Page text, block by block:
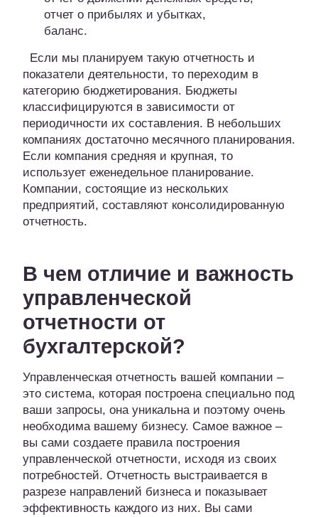
отчет о прибылях и убытках,
баланс.
Если мы планируем такую отчетность и
показатели деятельности, то переходим в
категорию бюджетирования. Бюджеты
классифицируются в зависимости от
периодичности их составления. В небольших
компаниях достаточно месячного планирования.
Если компания средняя и крупная, то
использует еженедельное планирование.
Компании, состоящие из нескольких
предприятий, составляют консолидированную
отчетность.
В чем отличие и важность
управленческой
отчетности от
бухгалтерской?
Управленческая отчетность вашей компании –
это система, которая построена специально под
ваши запросы, она уникальна и поэтому очень
необходима вашему бизнесу. Самое важное –
вы сами создаете правила построения
управленческой отчетности, исходя из своих
потребностей. Отчетность выстраивается в
разрезе направлений бизнеса и показывает
эффективность каждого из них. Вы сами